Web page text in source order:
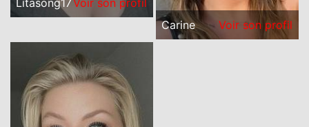
Litasong17Voir son profil
Carine
Voir son profil